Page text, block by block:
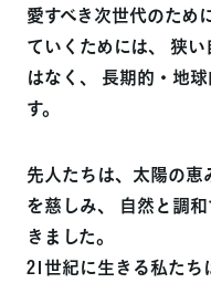
愛すべき次世代のため
ていくためには、
狭い
はなく、
長期的・地
す。
先人たちは、太陽の
を慈しみ、
自然と調
きました。
21世紀に生きる私たち